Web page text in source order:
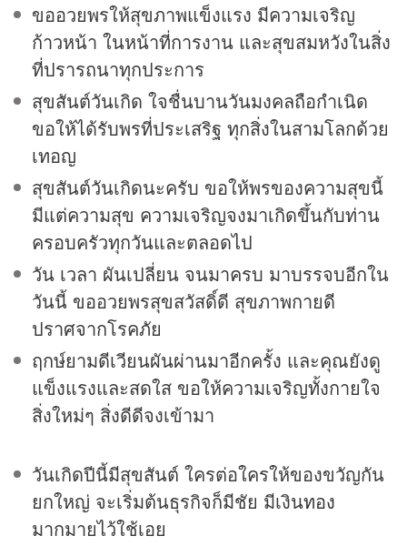
ขออวยพรให้สุขภาพแข็งแรง มีความเจริญ
ก้าวหน้า ในหน้าที่การงาน และสุขสมหวังในสิ่ง
ที่ปรารถนาทุกประการ
สุขสันต์วันเกิด ใจชื่นบานวันมงคลถือกำเนิด
ขอให้ได้รับพรที่ประเสริฐ ทุกสิ่งในสามโลกด้วย
เทอญ
สุขสันต์วันเกิดนะครับ ขอให้พรของความสุขนี้
มีแต่ความสุข ความเจริญจงมาเกิดขึ้นกับท่าน
ครอบครัวทุกวันและตลอดไป
วัน เวลา ผันเปลี่ยน จนมาครบ มาบรรจบอีกใน
วันนี้ ขออวยพรสุขสวัสดิ์ดี สุขภาพกายดี
ปราศจากโรคภัย
ฤกษ์ยามดีเวียนผันผ่านมาอีกครั้ง และคุณยังดู
แข็งแรงและสดใส ขอให้ความเจริญทั้งกายใจ
สิ่งใหม่ๆ สิ่งดีดีจงเข้ามา
วันเกิดปีนี้มีสุขสันต์ ใครต่อใครให้ของขวัญกัน
ยกใหญ่ จะเริ่มต้นธุรกิจก็มีชัย มีเงินทอง
มากมายไว้ใช้เอย